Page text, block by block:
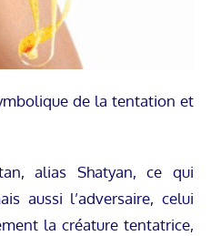
de la tentation et
alias Shatyan, ce qui
aussi l’adversaire, celui
la créature tentatrice,